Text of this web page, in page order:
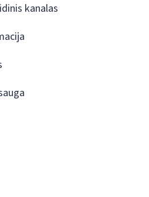
kanalas